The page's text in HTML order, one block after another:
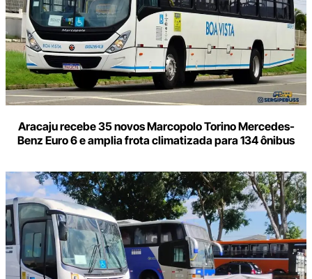
Aracaju recebe 35 novos Marcopolo Torino Mercedes-
Benz Euro 6 e amplia frota climatizada para 134 ônibus